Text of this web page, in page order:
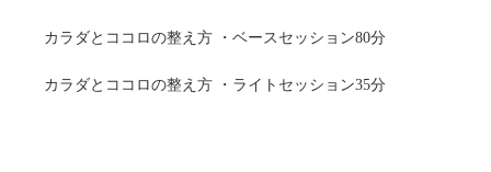
カラダとココロの整え方 ・ベースセッション80分
カラダとココロの整え方 ・ライトセッション35分